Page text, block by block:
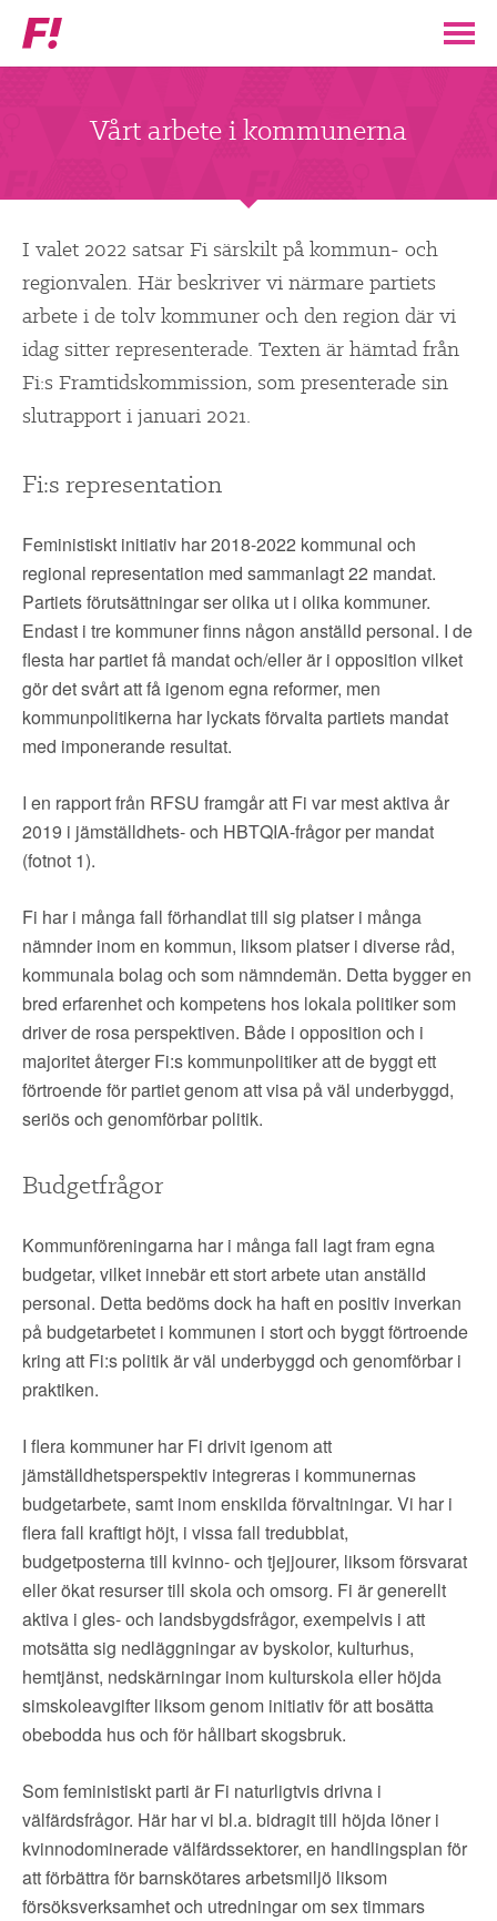
Feministiskt
initiativ
ENGAGERA DIG I F! ▼
ENAD RÖST
PARTILEDARE
OM FI
FÖR MEDLEMMAR ▼
NYHETER
SÖK
Vårt arbete i kommunerna
I valet 2022 satsar Fi särskilt på kommun- och
regionvalen. Här beskriver vi närmare partiets
arbete i de tolv kommuner och den region där vi
idag sitter representerade. Texten är hämtad från
Fi:s Framtidskommission, som presenterade sin
slutrapport i januari 2021.
Fi:s representation
Feministiskt initiativ har 2018-2022 kommunal och
regional representation med sammanlagt 22 mandat.
Partiets förutsättningar ser olika ut i olika kommuner.
Endast i tre kommuner finns någon anställd personal. I de
flesta har partiet få mandat och/eller är i opposition vilket
gör det svårt att få igenom egna reformer, men
kommunpolitikerna har lyckats förvalta partiets mandat
med imponerande resultat.
I en rapport från RFSU framgår att Fi var mest aktiva år
2019 i jämställdhets- och HBTQIA-frågor per mandat
(fotnot 1).
Fi har i många fall förhandlat till sig platser i många
nämnder inom en kommun, liksom platser i diverse råd,
kommunala bolag och som nämndemän. Detta bygger en
bred erfarenhet och kompetens hos lokala politiker som
driver de rosa perspektiven. Både i opposition och i
majoritet återger Fi:s kommunpolitiker att de byggt ett
förtroende för partiet genom att visa på väl underbyggd,
seriös och genomförbar politik.
Budgetfrågor
Kommunföreningarna har i många fall lagt fram egna
budgetar, vilket innebär ett stort arbete utan anställd
personal. Detta bedöms dock ha haft en positiv inverkan
på budgetarbetet i kommunen i stort och byggt förtroende
kring att Fi:s politik är väl underbyggd och genomförbar i
praktiken.
I flera kommuner har Fi drivit igenom att
jämställdhetsperspektiv integreras i kommunernas
budgetarbete, samt inom enskilda förvaltningar. Vi har i
flera fall kraftigt höjt, i vissa fall tredubblat,
budgetposterna till kvinno- och tjejjourer, liksom försvarat
eller ökat resurser till skola och omsorg. Fi är generellt
aktiva i gles- och landsbygdsfrågor, exempelvis i att
motsätta sig nedläggningar av byskolor, kulturhus,
hemtjänst, nedskärningar inom kulturskola eller höjda
simskoleavgifter liksom genom initiativ för att bosätta
obebodda hus och för hållbart skogsbruk.
Som feministiskt parti är Fi naturligtvis drivna i
välfärdsfrågor. Här har vi bl.a. bidragit till höjda löner i
kvinnodominerade välfärdssektorer, en handlingsplan för
att förbättra för barnskötares arbetsmiljö liksom
försöksverksamhet och utredningar om sex timmars